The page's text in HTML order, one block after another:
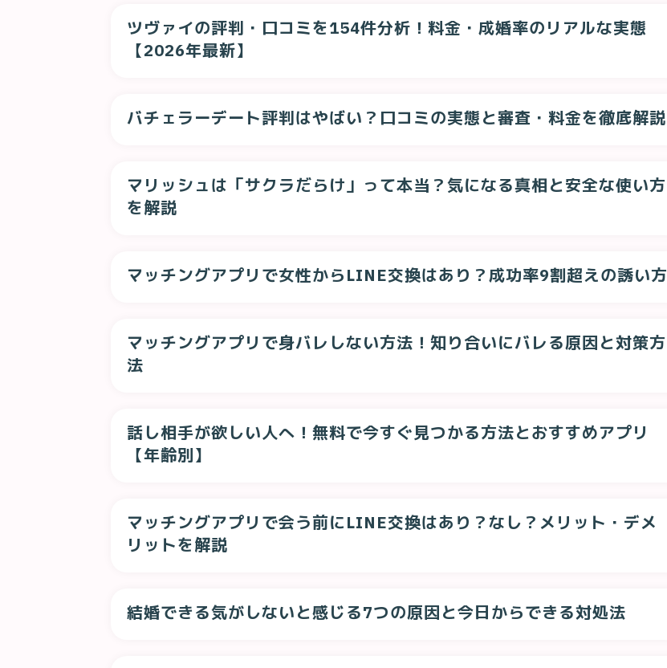
ツヴァイの評判・口コミを154件分析！料金・成婚率のリアルな実態
【2026年最新】
バチェラーデート評判はやばい？口コミの実態と審査・料金を徹底解説
マリッシュは「サクラだらけ」って本当？気になる真相と安全な使い方
を解説
マッチングアプリで女性からLINE交換はあり？成功率9割超えの誘い方
マッチングアプリで身バレしない方法！知り合いにバレる原因と対策方
法
話し相手が欲しい人へ！無料で今すぐ見つかる方法とおすすめアプリ
【年齢別】
マッチングアプリで会う前にLINE交換はあり？なし？メリット・デメ
リットを解説
結婚できる気がしないと感じる7つの原因と今日からできる対処法